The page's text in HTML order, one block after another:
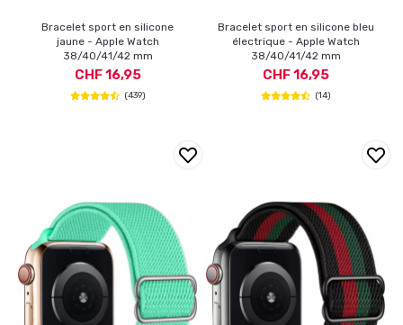
Bracelet sport en silicone
jaune - Apple Watch
38/40/41/42 mm
CHF 16,95
(439)
Bracelet sport en silicone bleu
électrique - Apple Watch
38/40/41/42 mm
CHF 16,95
(14)